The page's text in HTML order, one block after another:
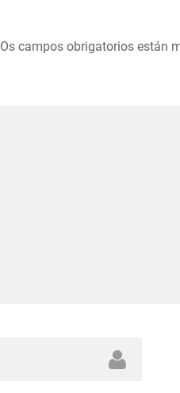
Os campos obrigatorios están